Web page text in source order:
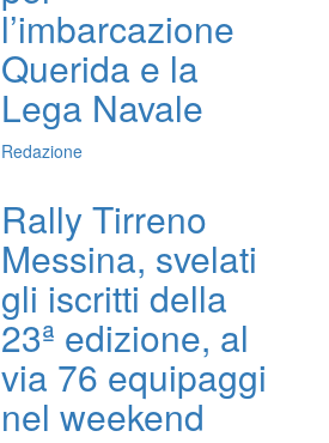
l’imbarcazione
Querida e la
Lega Navale
Redazione
Rally Tirreno
Messina, svelati
gli iscritti della
23ª edizione, al
via 76 equipaggi
nel weekend